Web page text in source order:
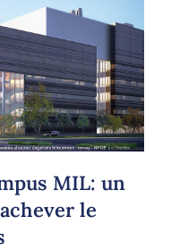
MIL: un
le